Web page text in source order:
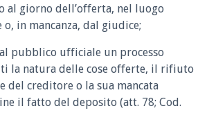
giorno dell’offerta, nel luogo
in mancanza, dal giudice;
pubblico ufficiale un processo
la natura delle cose offerte, il rifiuto
del creditore o la sua mancata
il fatto del deposito (att. 78; Cod.